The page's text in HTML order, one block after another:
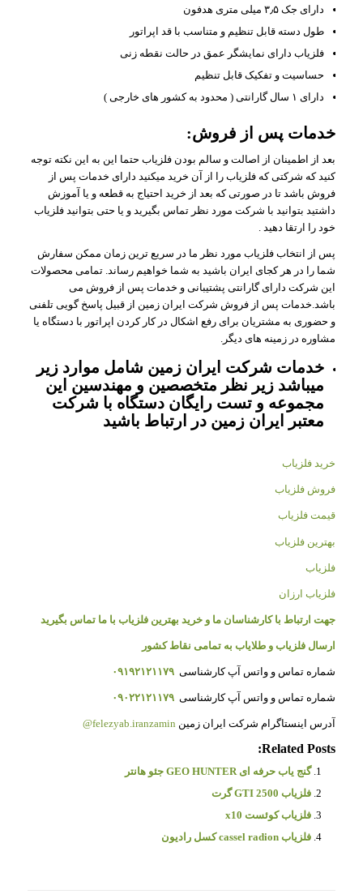
دارای جک ۳٫۵ میلی متری هدفون
طول دسته قابل تنظیم و متناسب با قد اپراتور
فلزیاب دارای نمایشگر عمق در حالت نقطه زنی
حساسیت و تفکیک قابل تنظیم
دارای ۱ سال گارانتی ( محدود به کشور های خارجی )
خدمات پس از فروش:
بعد از اطمینان از اصالت و سالم بودن فلزیاب حتما این به این نکته توجه
کنید که شرکتی که فلزیاب را از آن خرید میکنید دارای خدمات پس از
فروش باشد تا در صورتی که بعد از خرید احتیاج به قطعه و یا آموزش
داشتید بتوانید با شرکت مورد نظر تماس بگیرید و یا حتی بتوانید فلزیاب
خود را ارتقا دهید .
پس از انتخاب فلزیاب مورد نظر ما در سریع ترین زمان ممکن سفارش
شما را در هر کجای ایران باشید به شما خواهیم رساند. تمامی محصولات
این شرکت دارای گارانتی پشتیبانی و خدمات پس از فروش می
باشد.خدمات پس از فروش شرکت ایران زمین از قبیل پاسخ گویی تلفنی
و حضوری به مشتریان برای رفع اشکال در کار کردن اپراتور با دستگاه یا
مشاوره در زمینه های دیگر.
خدمات شرکت ایران زمین شامل موارد زیر
میباشد زیر نظر متخصصین و مهندسین این
مجموعه و تست رایگان دستگاه با شرکت
معتبر ایران زمین در ارتباط باشید
خرید فلزیاب
فروش فلزیاب
قیمت فلزیاب
بهترین فلزیاب
فلزیاب
فلزیاب ارزان
جهت ارتباط با کارشناسان ما و خرید بهترین فلزیاب با ما تماس بگیرید
ارسال فلزیاب و طلایاب به تمامی نقاط کشور
شماره تماس و واتس آپ کارشناسی ۰۹۱۹۲۱۲۱۱۷۹
شماره تماس و واتس آپ کارشناسی ۰۹۰۲۲۱۲۱۱۷۹
آدرس اینستاگرام شرکت ایران زمین felezyab.iranzamin@
Related Posts:
گنج یاب حرفه ای GEO HUNTER جئو هانتر
فلزیاب GTI 2500 گرت
فلزیاب کوئست x10
فلزیاب cassel radion کسل رادیون